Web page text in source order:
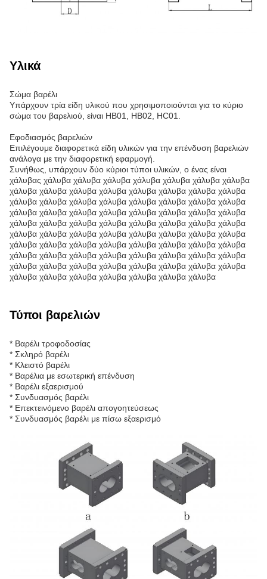
Υλικά
Σώμα βαρέλι
Υπάρχουν τρία είδη υλικού που χρησιμοποιούνται για το κύριο
σώμα του βαρελιού, είναι HB01, HB02, HC01.
Εφοδιασμός βαρελιών
Επιλέγουμε διαφορετικά είδη υλικών για την επένδυση βαρελιών
ανάλογα με την διαφορετική εφαρμογή.
Συνήθως, υπάρχουν δύο κύριοι τύποι υλικών, ο ένας είναι
χάλυβας χάλυβα χάλυβα χάλυβα χάλυβα χάλυβα χάλυβα χάλυβα
χάλυβα χάλυβα χάλυβα χάλυβα χάλυβα χάλυβα χάλυβα χάλυβα
χάλυβα χάλυβα χάλυβα χάλυβα χάλυβα χάλυβα χάλυβα χάλυβα
χάλυβα χάλυβα χάλυβα χάλυβα χάλυβα χάλυβα χάλυβα χάλυβα
χάλυβα χάλυβα χάλυβα χάλυβα χάλυβα χάλυβα χάλυβα χάλυβα
χάλυβα χάλυβα χάλυβα χάλυβα χάλυβα χάλυβα χάλυβα χάλυβα
χάλυβα χάλυβα χάλυβα χάλυβα χάλυβα χάλυβα χάλυβα χάλυβα
χάλυβα χάλυβα χάλυβα χάλυβα χάλυβα χάλυβα χάλυβα χάλυβα
χάλυβα χάλυβα χάλυβα χάλυβα χάλυβα χάλυβα χάλυβα χάλυβα
χάλυβα χάλυβα χάλυβα χάλυβα χάλυβα χάλυβα χάλυβα
Τύποι βαρελιών
* Βαρέλι τροφοδοσίας
* Σκληρό βαρέλι
* Κλειστό βαρέλι
* Βαρέλια με εσωτερική επένδυση
* Βαρέλι εξαερισμού
* Συνδυασμός βαρέλι
* Επεκτεινόμενο βαρέλι απογοητεύσεως
* Συνδυασμός βαρέλι με πίσω εξαερισμό